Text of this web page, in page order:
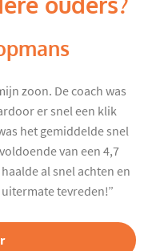
zoon. De coach was
er snel een klik
het gemiddelde snel
van een 4,7
al snel achten en
tevreden!”